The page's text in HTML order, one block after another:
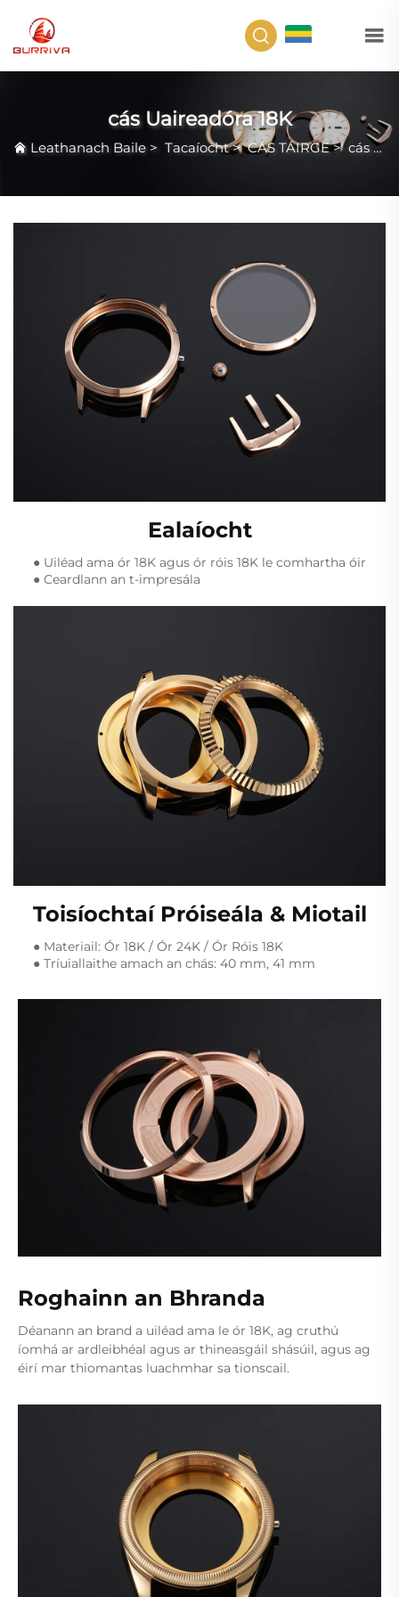
cás Uaireadóra 18K
Leathanach Baile > Tacaíocht>CÁS TÁIRGE>cás Uaireadóra 18K
Ealaíocht
● Uiléad ama ór 18K agus ór róis 18K le comhartha óir
● Ceardlann an t-impresála
Toisíochtaí Próiseála & Miotail
● Materiail: Ór 18K / Ór 24K / Ór Róis 18K
● Tríuiallaithe amach an chás: 40 mm, 41 mm
Roghainn an Bhranda
Déanann an brand a uiléad ama le ór 18K, ag cruthú
íomhá ar ardleibhéal agus ar thineasgáil shásúil, agus ag
éirí mar thiomantas luachmhar sa tionscail.